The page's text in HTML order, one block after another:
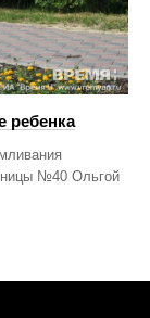
ребенка
№40 Ольгой